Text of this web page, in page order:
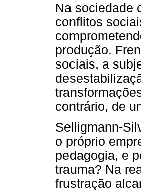
Na sociedade
conflitos
produção.
sociais, a
contrário, de
Selligmann-
o próprio
pedagogia, e
trauma? Na
frustração